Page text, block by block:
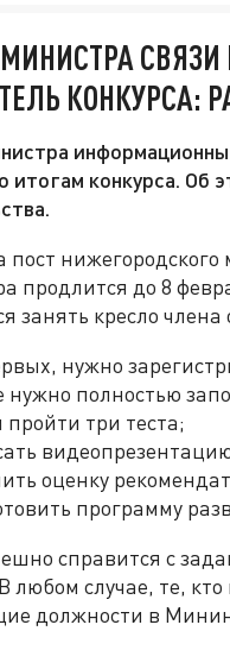
КОНКУРСА:
итогам конкурса. Об
пост
продлится до 8
занять кресло
нужно
нужно полностью
пройти три теста;
оценку
программу
справится с
любом случае, те,
должности в